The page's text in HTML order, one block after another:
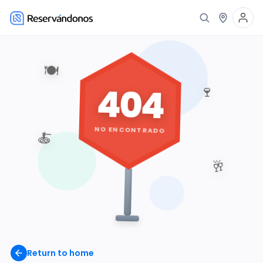
Return to home
🍽️
🍷
🥂
🍝
404
NO ENCONTRADO